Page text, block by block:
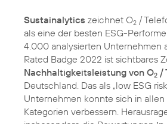
Sustainalytics zeichnet O2 /
als eine der besten ESG-
4.000 analysierten Unternehmen
Rated Badge 2022 ist sichtbares
Nachhaltigkeitsleistung von O2 /
Deutschland. Das als „low ESG
Unternehmen konnte sich in
Kategorien verbessern.